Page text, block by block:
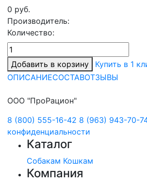
0 руб.
Производитель:
Количество:
Добавить в корзину
Купить в 1
ОПИСАНИЕСОСТАВОТЗЫВЫ
ООО "ПроРацион"
8 (800) 555-16-42 8 (963) 943-70-
конфиденциальности
Каталог
Собакам Кошкам
Компания